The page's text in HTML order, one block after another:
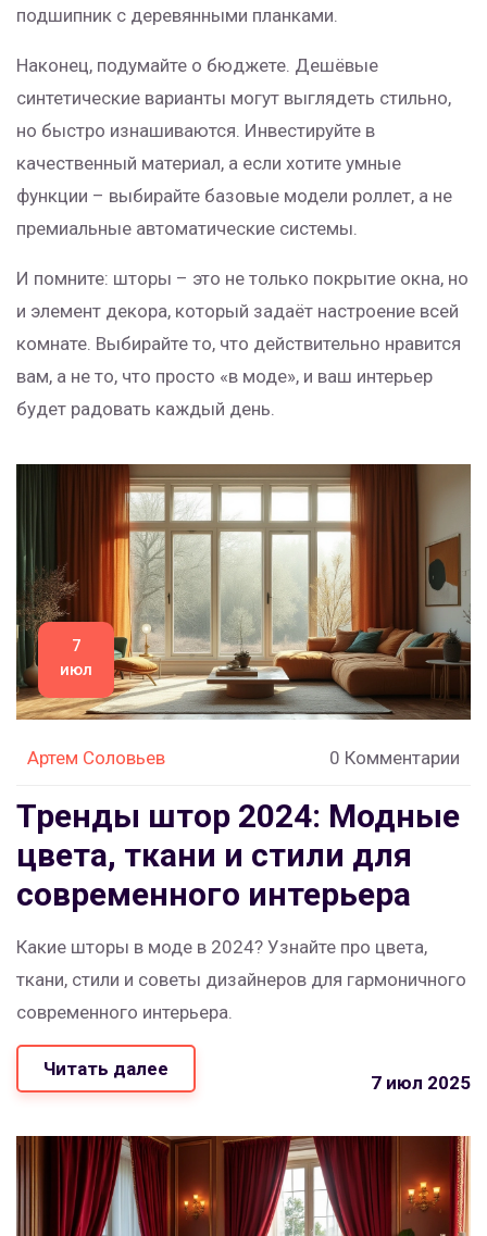
подшипник с деревянными планками.
Наконец, подумайте о бюджете. Дешёвые
синтетические варианты могут выглядеть стильно,
но быстро изнашиваются. Инвестируйте в
качественный материал, а если хотите умные
функции – выбирайте базовые модели роллет, а не
премиальные автоматические системы.
И помните: шторы – это не только покрытие окна, но
и элемент декора, который задаёт настроение всей
комнате. Выбирайте то, что действительно нравится
вам, а не то, что просто «в моде», и ваш интерьер
будет радовать каждый день.
7
июл
Артем Соловьев 0 Комментарии
Тренды штор 2024: Модные
цвета, ткани и стили для
современного интерьера
Какие шторы в моде в 2024? Узнайте про цвета,
ткани, стили и советы дизайнеров для гармоничного
современного интерьера.
Читать далее
7 июл 2025